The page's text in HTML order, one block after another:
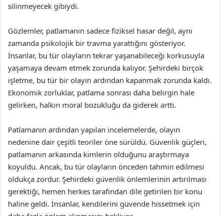
silinmeyecek gibiydi.
Gözlemler, patlamanın sadece fiziksel hasar değil, aynı
zamanda psikolojik bir travma yarattığını gösteriyor.
İnsanlar, bu tür olayların tekrar yaşanabileceği korkusuyla
yaşamaya devam etmek zorunda kalıyor. Şehirdeki birçok
işletme, bu tür bir olayın ardından kapanmak zorunda kaldı.
Ekonomik zorluklar, patlama sonrası daha belirgin hale
gelirken, halkın moral bozukluğu da giderek arttı.
Patlamanın ardından yapılan incelemelerde, olayın
nedenine dair çeşitli teoriler öne sürüldü. Güvenlik güçleri,
patlamanın arkasında kimlerin olduğunu araştırmaya
koyuldu. Ancak, bu tür olayların önceden tahmin edilmesi
oldukça zordur. Şehirdeki güvenlik önlemlerinin artırılması
gerektiği, hemen herkes tarafından dile getirilen bir konu
haline geldi. İnsanlar, kendilerini güvende hissetmek için